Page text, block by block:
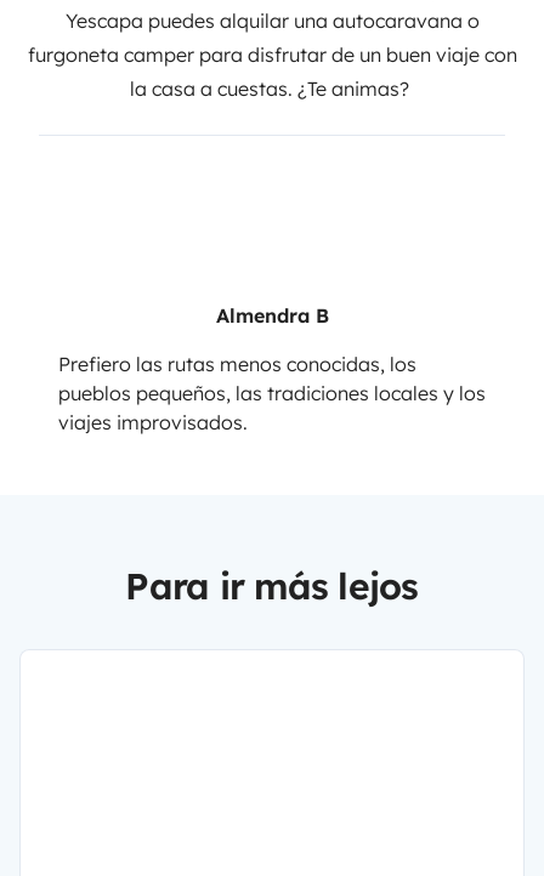
Yescapa puedes alquilar una autocaravana o
furgoneta camperpara disfrutar de un buen viaje con
la casa a cuestas. ¿Te animas?
Almendra B
Prefiero las rutas menos conocidas, los
pueblos pequeños, las tradiciones locales y los
viajes improvisados.
Para ir más lejos